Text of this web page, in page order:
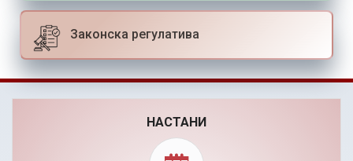
Законска регулатива
НАСТАНИ